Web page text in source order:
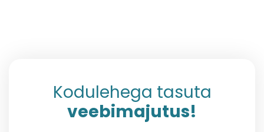
Kodulehega tasuta
veebimajutus!